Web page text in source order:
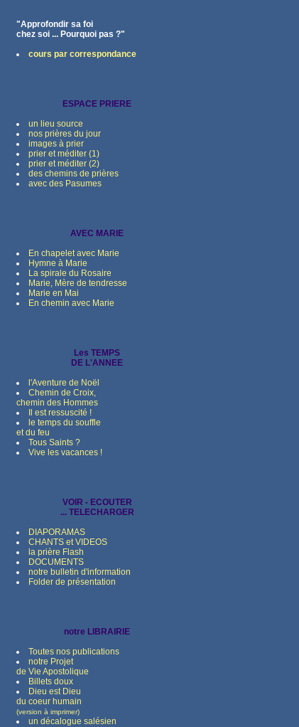
"Approfondir sa foi
chez soi ... Pourquoi pas ?"
cours par correspondance
ESPACE PRIERE
un lieu source
nos prières du jour
images à prier
prier et méditer (1)
prier et méditer (2)
des chemins de prières
avec des Pasumes
AVEC MARIE
En chapelet avec Marie
Hymne à Marie
La spirale du Rosaire
Marie, Mère de tendresse
Marie en Mai
En chemin avec Marie
Les TEMPS
DE L'ANNEE
l'Aventure de Noël
Chemin de Croix,
chemin des Hommes
Il est ressuscité !
le temps du souffle
et du feu
Tous Saints ?
Vive les vacances !
VOIR - ECOUTER
... TELECHARGER
DIAPORAMAS
CHANTS et VIDEOS
la prière Flash
DOCUMENTS
notre bulletin d'information
Folder de présentation
notre LIBRAIRIE
Toutes nos publications
notre Projet
de Vie Apostolique
Billets doux
Dieu est Dieu
du coeur humain
(version à imprimer)
un décalogue salésien